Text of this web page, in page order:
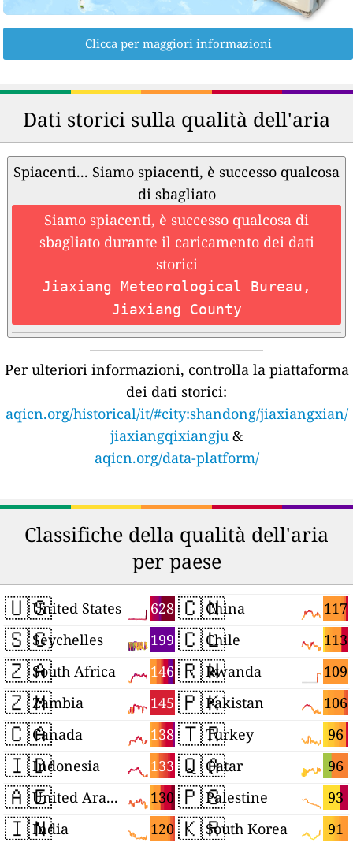
Clicca per maggiori informazioni
Dati storici sulla qualità dell'aria
Spiacenti... Siamo spiacenti, è successo qualcosa
di sbagliato
Siamo spiacenti, è successo qualcosa di
sbagliato durante il caricamento dei dati
storici
Jiaxiang Meteorological Bureau,
Jiaxiang County
Per ulteriori informazioni, controlla la piattaforma
dei dati storici:
aqicn.org/historical/it/#city:shandong/jiaxiangxian/
jiaxiangqixiangju &
aqicn.org/data-platform/
Classifiche della qualità dell'aria
per paese
🇺🇸 628
United States
🇸🇨 199
Seychelles
🇿🇦 146
South Africa
🇿🇲 145
Zambia
🇨🇦 138
Canada
🇮🇩 133
Indonesia
🇦🇪 130
United Arab Emirates
🇮🇳 120
India
🇨🇳 117
China
🇨🇱 113
Chile
🇷🇼 109
Rwanda
🇵🇰 106
Pakistan
🇹🇷 96
Turkey
🇶🇦 96
Qatar
🇵🇸 93
Palestine
🇰🇷 91
South Korea